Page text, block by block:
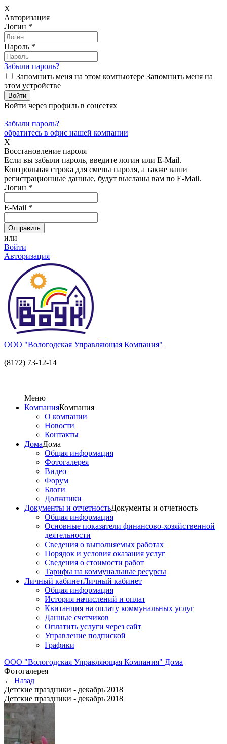
X
Авторизация
Логин *
Пароль *
Забыли пароль?
Запомнить меня на этом компьютере Запомнить меня на
этом устройстве
Войти через профиль в соцсетях
Забыли пароль?
обратитесь в офис нашей компании
X
Восстановление пароля
Если вы забыли пароль, введите логин или E-Mail.
Контрольная строка для смены пароля, а также ваши
регистрационные данные, будут высланы вам по E-Mail.
Логин *
E-Mail *
или
Войти
Авторизация
ООО "Вологодская Управляющая Компания"
(8172) 73-12-14
Меню
КомпанияКомпания
О компании
Новости
Контакты
ДомаДома
Общая информация
Фотогалерея
Видео
Форум
Блоги
Должники
Документы и отчетностьДокументы и отчетность
Общая информация
Основные показатели финансово-хозяйственной
деятельности
Сведения о выполняемых работах
Порядок и условия оказания услуг
Сведения о стоимости работ
Тарифы на коммунальные ресурсы
Личный кабинетЛичный кабинет
Общая информация
История начислений и оплат
Квитанция на оплату коммунальных услуг
Данные счетчиков
Оплатить услуги через сайт
Управление подпиской
Графики
ООО "Вологодская Управляющая Компания" Дома
Фотогалерея
← Назад
Детские праздники - декабрь 2018
Детские праздники - декабрь 2018